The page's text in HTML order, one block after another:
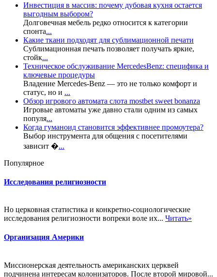
Инвестиция в массив: почему дубовая кухня остается
выгодным выбором?
Долговечная мебель редко относится к категории
спонта...
Какие ткани подходят для сублимационной печати
Сублимационная печать позволяет получать яркие,
стойк...
Техническое обслуживание MercedesBenz: специфика и
ключевые процедуры
Владение Mercedes-Benz — это не только комфорт и
статус, но и ...
Обзор игрового автомата слота mostbet sweet bonanza
Игровые автоматы уже давно стали одним из самых
популя...
Когда гуманоид становится эффективнее промоутера?
Выбор инструмента для общения с посетителями
зависит �...
Популярное
Исследования религиозности
Но церковная статистика и конкретно-социологические
исследования религиозности вопреки воле их... Читать»
Организация Америки
Миссионерская деятельность американских церквей
подчинена интересам колонизаторов. После второй мировой...